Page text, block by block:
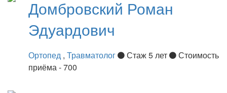
Домбровский Роман
Эдуардович
Ортопед , Травматолог Стаж 5 лет
Стоимость
приёма - 700